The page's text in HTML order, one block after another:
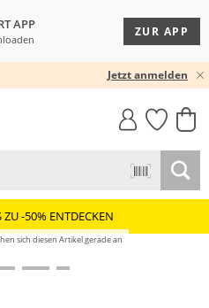
APP ZUR APP
Jetzt anmelden
MUST-HAVE
ZU -50% ENTDECKEN
sich diesen Artikel gerade an